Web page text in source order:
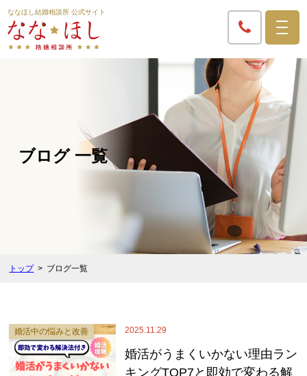
ななほし結婚相談所 公式サイト
ブログ 一覧
トップ ブログ一覧
2025.11.29
婚活中の悩みと改善
婚活がうまくいかない理由ラン
キングTOP7と即効で変わる解